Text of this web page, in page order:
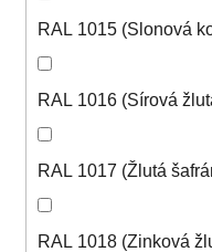
RAL 1015 (Slonová
RAL 1016 (Sírová
RAL 1017 (Žlutá
RAL 1018 (Zinková